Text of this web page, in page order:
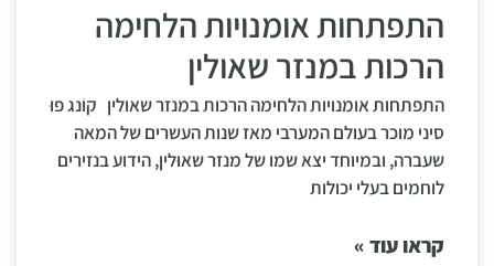
התפתחות אומנויות הלחימה
הרכות במנזר שאולין
התפתחות אומנויות הלחימה הרכות במנזר שאולין קוֹנג פוּ
סיני מוכר בעולם המערבי מאז שנות העשרים של המאה
שעברה, ובמיוחד יצא שמו של מנזר שאוּלין, הידוע בנזירים
לוחמים בעלי יכולות
קראו עוד »